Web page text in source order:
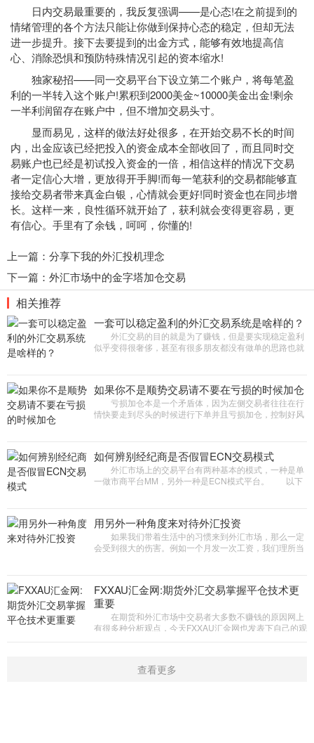
日内交易最重要的，我反复强调——是心态!在之前提到的
情绪管理的各个方法只能让你做到保持心态的稳定，但却无法
进一步提升。接下去要提到的出金方式，能够有效地提高信
心、消除恐惧和预防特殊情况引起的资本缩水!
独家秘招——同一交易平台下设立第二个账户，将每笔盈
利的一半转入这个账户!累积到2000美金~10000美金出金!剩余
一半利润留存在账户中，但不增加交易头寸。
显而易见，这样的做法好处很多，在开始交易不长的时间
内，出金应该已经把投入的资金成本全部收回了，而且同时交
易账户也已经是初试投入资金的一倍，相信这样的情况下交易
者一定信心大增，更放得开手脚!而每一笔获利的交易都能够直
接给交易者带来真金白银，心情就会更好!同时资金也在同步增
长。这样一来，良性循环就开始了，获利就会变得更容易，更
有信心。手里有了余钱，呵呵，你懂的!
上一篇： 分享下我的外汇投机理念
下一篇： 外汇市场中的金字塔加仓交易
相关推荐
一套可以稳定盈利的外汇交易系统是啥样的？
外汇交易的目的就是为了赚钱，但是要实现稳定盈利
似乎变得很奢侈，甚至有很多朋友都没有做单的思路也就
如果你不是顺势交易请不要在亏损的时候加仓
亏损加仓本是一个矛盾体，因为左侧交易者往往在行
情快要走到尽头的时候进行下单并且亏损加仓，控制好风
如何辨别经纪商是否假冒ECN交易模式
外汇市场上的交易平台有两种基本的模式，一种是单
一做市商平台MM，另外一种是ECN模式平台。 以下
用另外一种角度来对待外汇投资
如果我们带着生活中的习惯来到外汇市场，那么一定
会受到很大的伤害。例如一个月发一次工资，我们理所当
FXXAU汇金网:期货外汇交易掌握平仓技术更
重要
在期货和外汇市场中交易者大多数不赚钱的原因网上
有很多种分析观点，今天FXXAU汇金网也发表下自己的观
查看更多